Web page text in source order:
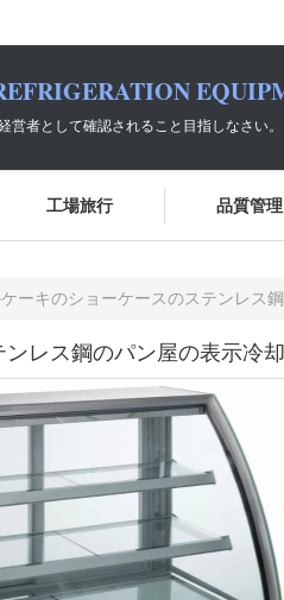
者として確認されること目指しなさい。
工場旅行 品質管理
ーキのショーケースのステンレス
レス鋼のパン屋の表示冷